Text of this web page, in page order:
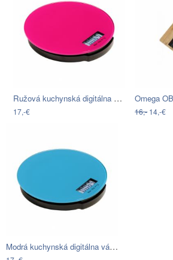
Ružová kuchynská digitálna váha Premier…
17,-€
Omega
16,-14,-€
Modrá kuchynská digitálna váha Premier…